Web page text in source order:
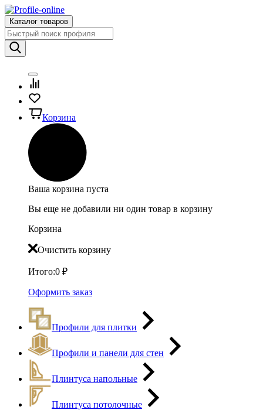
Каталог товаров
Корзина
Ваша корзина пуста
Вы еще не добавили ни один товар в корзину
Корзина
Очистить корзину
Итого:0 ₽
Оформить заказ
Профили для плитки
Профили и панели для стен
Плинтуса напольные
Плинтуса потолочные